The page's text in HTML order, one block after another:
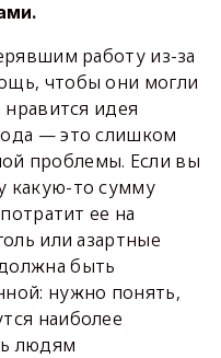
работу из-за
чтобы они могли
нравится идея
— это слишком
проблемы. Если вы
какую-то сумму
ее на
или азартные
быть
нужно понять,
наиболее
людям